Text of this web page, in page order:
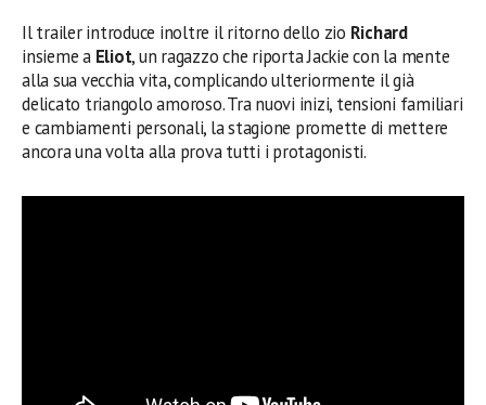
Il trailer introduce inoltre il ritorno dello zio Richard
insieme a Eliot, un ragazzo che riporta Jackie con la mente
alla sua vecchia vita, complicando ulteriormente il già
delicato triangolo amoroso. Tra nuovi inizi, tensioni familiari
e cambiamenti personali, la stagione promette di mettere
ancora una volta alla prova tutti i protagonisti.